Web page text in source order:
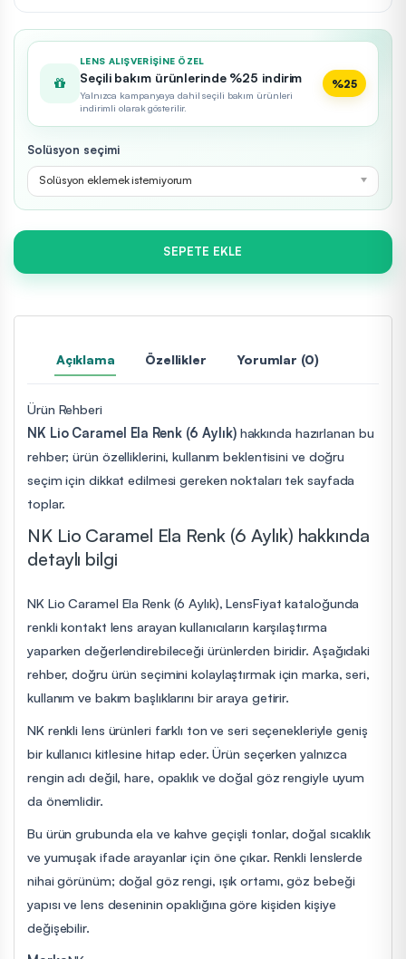
LENS ALIŞVERIŞINE ÖZEL
Seçili bakım ürünlerinde %25 indirim
Yalnızca kampanyaya dahil seçili bakım ürünleri
indirimli olarak gösterilir.
%25
Solüsyon seçimi
Solüsyon eklemek istemiyorum
SEPETE EKLE
Açıklama Özellikler Yorumlar (0)
Ürün Rehberi
NK Lio Caramel Ela Renk (6 Aylık)hakkında hazırlanan bu
rehber; ürün özelliklerini, kullanım beklentisini ve doğru
seçim için dikkat edilmesi gereken noktaları tek sayfada
toplar.
NK Lio Caramel Ela Renk (6 Aylık) hakkında
detaylı bilgi
NK Lio Caramel Ela Renk (6 Aylık), LensFiyat kataloğunda
renkli kontakt lens arayan kullanıcıların karşılaştırma
yaparken değerlendirebileceği ürünlerden biridir. Aşağıdaki
rehber, doğru ürün seçimini kolaylaştırmak için marka, seri,
kullanım ve bakım başlıklarını bir araya getirir.
NK renkli lens ürünleri farklı ton ve seri seçenekleriyle geniş
bir kullanıcı kitlesine hitap eder. Ürün seçerken yalnızca
rengin adı değil, hare, opaklık ve doğal göz rengiyle uyum
da önemlidir.
Bu ürün grubunda ela ve kahve geçişli tonlar, doğal sıcaklık
ve yumuşak ifade arayanlar için öne çıkar. Renkli lenslerde
nihai görünüm; doğal göz rengi, ışık ortamı, göz bebeği
yapısı ve lens deseninin opaklığına göre kişiden kişiye
değişebilir.